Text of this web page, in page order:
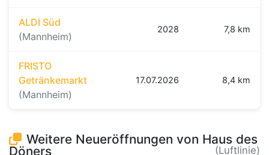
ALDI Süd
(Mannheim)
2028 7,8 km
FRISTO
Getränkemarkt
(Mannheim)
17.07.2026 8,4 km
Weitere Neueröffnungen von Haus des
Döners
(Luftlinie)